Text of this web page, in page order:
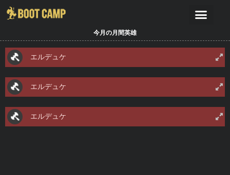
今月の月間英雄
エルデュケ
エルデュケ
エルデュケ